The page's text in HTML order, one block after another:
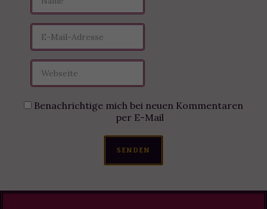
Benachrichtige mich bei neuen Kommentaren
per E-Mail
SENDEN